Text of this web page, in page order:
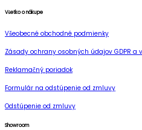
6410,00 €
Všetko o nákupe
Všeobecné obchodné podmienky
Zásady ochrany osobných údajov GDPR a
Reklamačný poriadok
Formulár na odstúpenie od zmluvy
Odstúpenie od zmluvy
Showroom